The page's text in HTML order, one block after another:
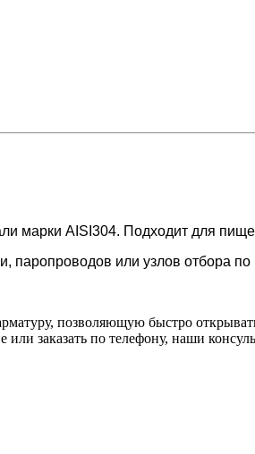
марки AISI304. Подходит для
паропроводов или узлов отбора по
позволяющую быстро
заказать по телефону, наши